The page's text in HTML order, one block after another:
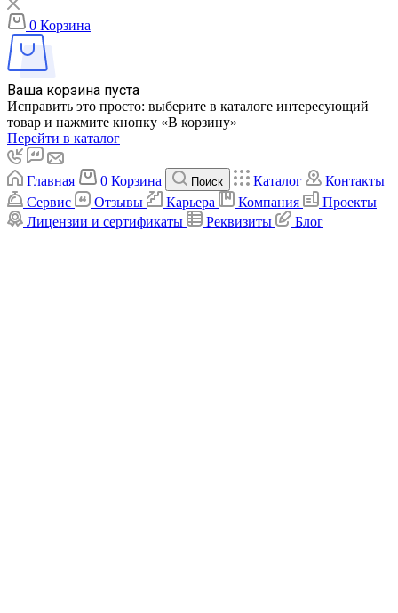
0 Корзина
Ваша корзина пуста
Исправить это просто: выберите в каталоге интересующий
товар и нажмите кнопку «В корзину»
Перейти в каталог
Главная 0 Корзина Поиск Каталог
Контакты
Сервис
Отзывы Карьера Компания
Проекты
Лицензии и сертификаты
Реквизиты Блог